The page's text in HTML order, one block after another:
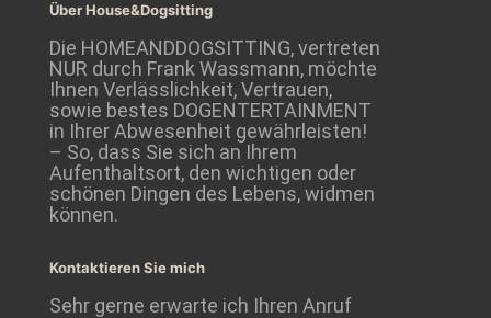
Über House&Dogsitting
Die HOMEANDDOGSITTING, vertreten
NUR durch Frank Wassmann, möchte
Ihnen Verlässlichkeit, Vertrauen,
sowie bestes DOGENTERTAINMENT
in Ihrer Abwesenheit gewährleisten!
– So, dass Sie sich an Ihrem
Aufenthaltsort, den wichtigen oder
schönen Dingen des Lebens, widmen
können.
Kontaktieren Sie mich
Sehr gerne erwarte ich Ihren Anruf